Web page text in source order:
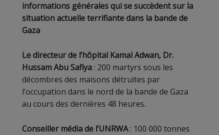
informations générales qui se succèdent sur la
situation actuelle terrifiante dans la bande de
Gaza
Le directeur de l’hôpital Kamal Adwan, Dr.
Hussam Abu Safiya : 200 martyrs sous les
décombres des maisons détruites par
l’occupation dans le nord de la bande de Gaza
au cours des dernières 48 heures.
Conseiller média de l’UNRWA: 100 000 tonnes